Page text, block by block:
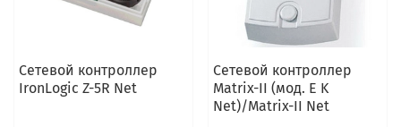
Сетевой контроллер
IronLogic Z-5R Net
Сетевой контроллер
Matrix-II (мод. E K
Net)/Matrix-II Net